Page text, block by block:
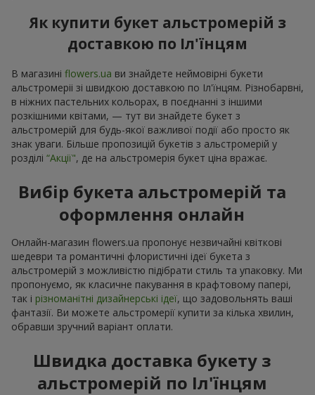
Як купити букет альстромерій з
доставкою по Іл'їнцям
В магазині flowers.ua ви знайдете неймовірні букети
альстромеріі зі швидкою доставкою по Іл'їнцям. Різнобарвні,
в ніжних пастельних кольорах, в поєднанні з іншими
розкішними квітами, — тут ви знайдете букет з
альстромерій для будь-якої важливої події або просто як
знак уваги. Більше пропозицій букетів з альстромерій у
розділі “Акції", де на альстромерія букет ціна вражає.
Вибір букета альстромерій та
оформлення онлайн
Онлайн-магазин flowers.ua пропонує незвичайні квіткові
шедеври та романтичні флористичні ідеї букета з
альстромерій з можливістю підібрати стиль та упаковку. Ми
пропонуємо, як класичне пакування в крафтовому папері,
так і різноманітні дизайнерські ідеї, що задовольнять ваші
фантазії. Ви можете альстромерії купити за кілька хвилин,
обравши зручний варіант оплати.
Швидка доставка букету з
альстромерій по Іл'їнцям